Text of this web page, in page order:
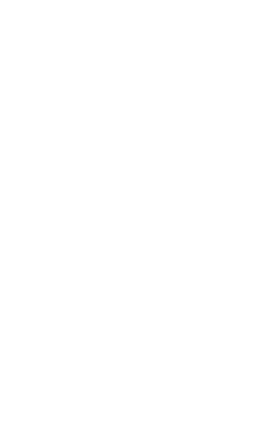
作。”
论是对于艺术创作的新
为越来越多创作者的首
news/show/6222.html